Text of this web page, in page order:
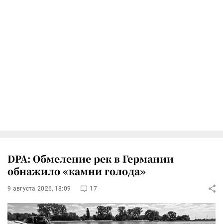
DPA: Обмеление рек в Германии
обнажило «камни голода»
9 августа 2026, 18:09 17